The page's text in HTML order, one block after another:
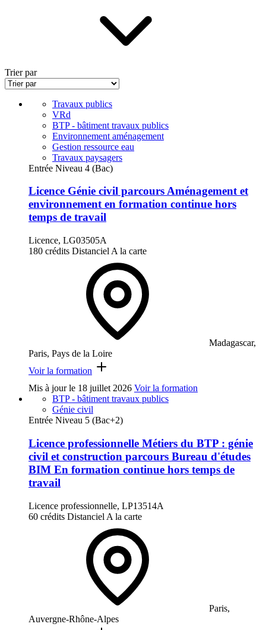
Trier par
Travaux publics
VRd
BTP - bâtiment travaux publics
Environnement aménagement
Gestion ressource eau
Travaux paysagers
Entrée Niveau 4 (Bac)
Licence Génie civil parcours Aménagement et
environnement en formation continue hors
temps de travail
Licence, LG03505A
180 crédits Distanciel A la carte
Madagascar,
Paris, Pays de la Loire
Voir la formation
Mis à jour le 18 juillet 2026 Voir la formation
BTP - bâtiment travaux publics
Génie civil
Entrée Niveau 5 (Bac+2)
Licence professionnelle Métiers du BTP : génie
civil et construction parcours Bureau d'études
BIM En formation continue hors temps de
travail
Licence professionnelle, LP13514A
60 crédits Distanciel A la carte
Paris,
Auvergne-Rhône-Alpes